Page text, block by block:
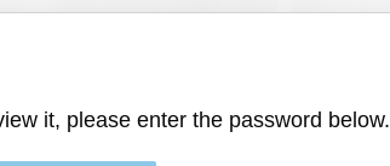
it, please enter the password below.